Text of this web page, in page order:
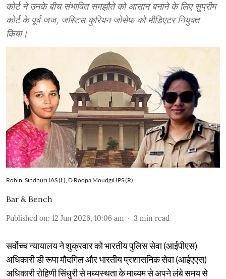
कोर्ट ने उनके बीच संभावित समझौते को आसान बनाने के लिए सुप्रीम
कोर्ट के पूर्व जज, जस्टिस कुरियन जोसेफ को मीडिएटर नियुक्त
किया।
Rohini Sindhuri IAS (L), D Roopa Moudgil IPS (R)
Bar & Bench
Published on: 12 Jun 2026, 10:06 am 3 min read
सर्वोच्च न्यायालय ने शुक्रवार को भारतीय पुलिस सेवा (आईपीएस)
अधिकारी डी रूपा मौदगिल और भारतीय प्रशासनिक सेवा (आईएएस)
अधिकारी रोहिणी सिंधुरी से मध्यस्थता के माध्यम से अपने लंबे समय से